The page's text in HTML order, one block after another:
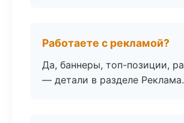
Работаете с рекламой?
Да, баннеры, топ-позиции,
— детали в разделе Реклама.